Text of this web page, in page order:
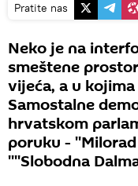
Pratite nas
Neko je na
smeštene
vijeća, a u
Samostalne
hrvatskom
poruku -
''''Slobodna